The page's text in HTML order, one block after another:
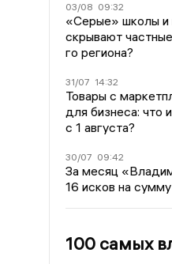
03/08 09:32
«Серые» школы и
скрывают
го региона?
31/07 14:32
Товары с
для бизнеса: что
с 1 августа?
30/07 09:42
За месяц
16 исков на
100 самых